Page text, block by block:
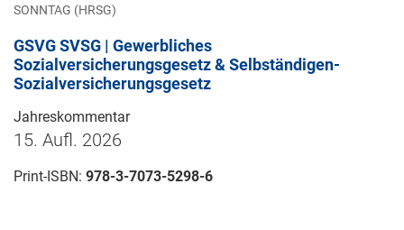
SONNTAG (HRSG)
GSVG SVSG | Gewerbliches
Sozialversicherungsgesetz & Selbständigen-
Sozialversicherungsgesetz
Jahreskommentar
15. Aufl. 2026
Print-ISBN: 978-3-7073-5298-6